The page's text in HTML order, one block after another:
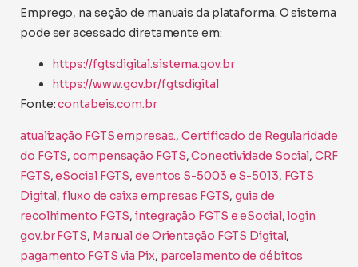
Emprego, na seção de manuais da plataforma. O sistema
pode ser acessado diretamente em:
https://fgtsdigital.sistema.gov.br
https://www.gov.br/fgtsdigital
Fonte:contabeis.com.br
atualização FGTS empresas., Certificado de Regularidade
do FGTS, compensação FGTS, Conectividade Social, CRF
FGTS, eSocial FGTS, eventos S-5003 e S-5013, FGTS
Digital, fluxo de caixa empresas FGTS, guia de
recolhimento FGTS, integração FGTS e eSocial, login
gov.br FGTS, Manual de Orientação FGTS Digital
pagamento FGTS via Pix, parcelamento de débitos